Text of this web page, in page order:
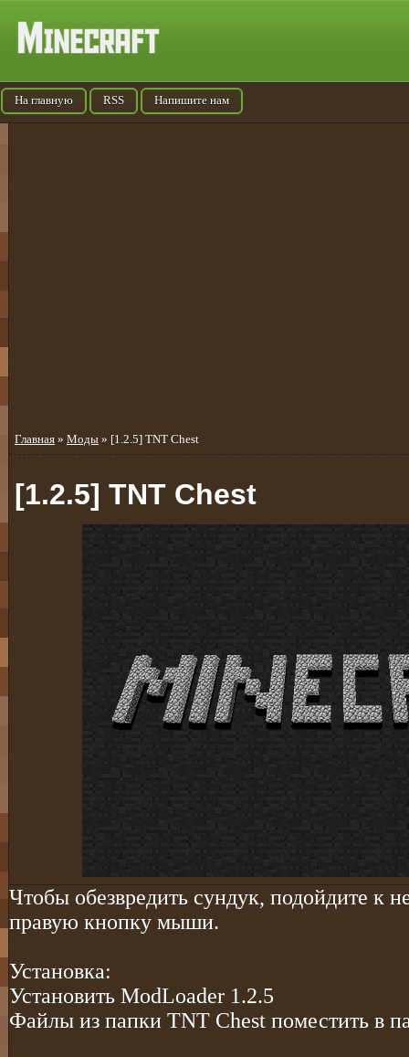
На главную RSS Напишите нам
Главная » Моды » [1.2.5] TNT Chest
[1.2.5] TNT Chest
Чтобы обезвредить сундук, подойдите к
правую кнопку мыши.
Установка:
Установить ModLoader 1.2.5
Файлы из папки TNT Chest поместить в